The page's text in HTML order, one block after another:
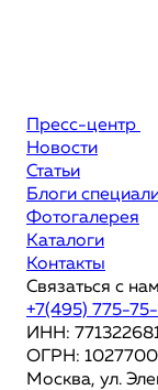
Пресс-центр
Новости
Статьи
Блоги
Фотогалерея
Каталоги
Контакты
Связаться с
+7(495) 775-
ИНН:
ОГРН:
Москва, ул.